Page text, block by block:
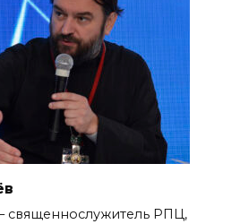
священнослужитель РПЦ,